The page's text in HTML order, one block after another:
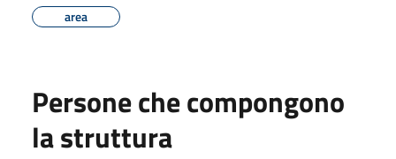
area
Persone che compongono
la struttura